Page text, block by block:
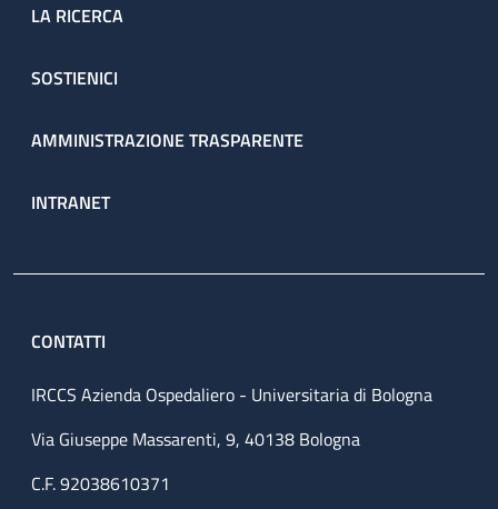
LA RICERCA
SOSTIENICI
AMMINISTRAZIONE TRASPARENTE
INTRANET
CONTATTI
IRCCS Azienda Ospedaliero - Universitaria di Bologna
Via Giuseppe Massarenti, 9, 40138 Bologna
C.F. 92038610371